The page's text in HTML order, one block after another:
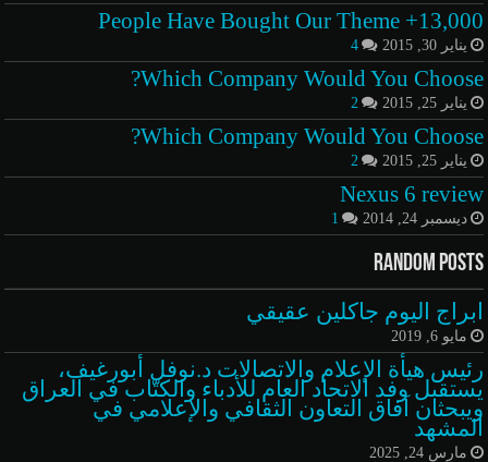
13,000+ People Have Bought Our Theme
يناير 30, 2015 4
Which Company Would You Choose?
يناير 25, 2015 2
Which Company Would You Choose?
يناير 25, 2015 2
Nexus 6 review
ديسمبر 24, 2014 1
Random Posts
ابراج اليوم جاكلين عقيقي
مايو 6, 2019
رئيس هيأة الإعلام والاتصالات د.نوفل أبورغيف،
يستقبل وفد الاتحاد العام للأدباء والكتّاب في العراق
ويبحثان آفاق التعاون الثقافي والإعلامي في
المشهد
مارس 24, 2025